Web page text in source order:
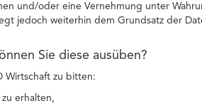
und/oder eine Vernehmung unter
jedoch weiterhin dem Grundsatz der
Sie diese ausüben?
Wirtschaft zu bitten:
erhalten,